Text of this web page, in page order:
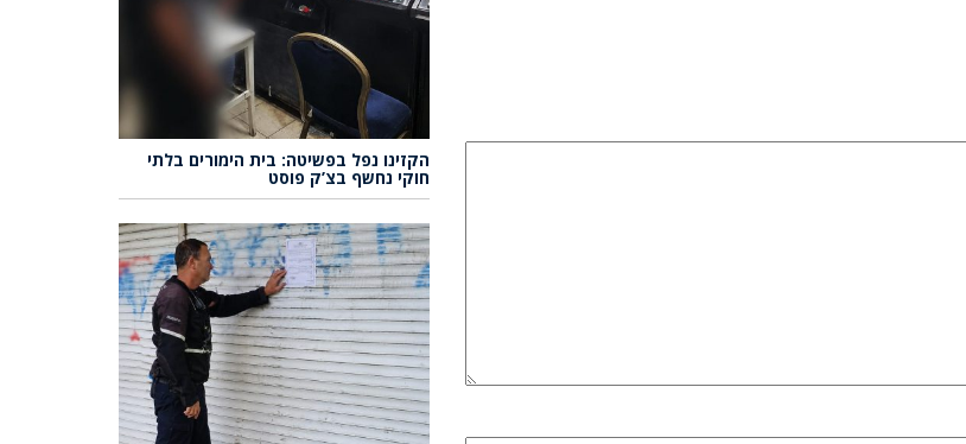
הקזינו נפל בפשיטה: בית הימורים בלתי
חוקי נחשף בצ’ק פוסט